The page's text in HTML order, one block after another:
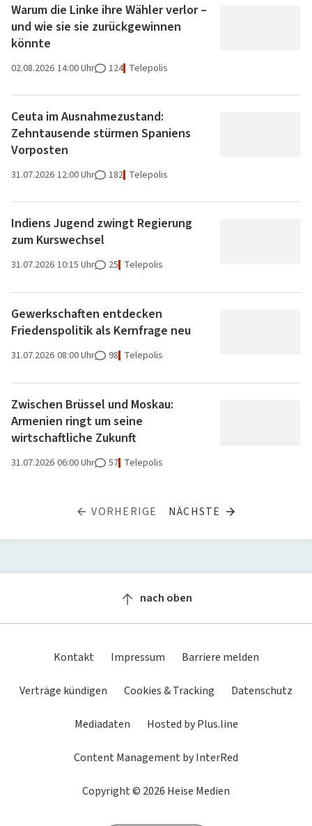
Warum die Linke ihre Wähler verlor –
und wie sie sie zurückgewinnen
könnte
02.08.2026 14:00 Uhr 124 Telepolis
Ceuta im Ausnahmezustand:
Zehntausende stürmen Spaniens
Vorposten
31.07.2026 12:00 Uhr 182 Telepolis
Indiens Jugend zwingt Regierung
zum Kurswechsel
31.07.2026 10:15 Uhr 25 Telepolis
Gewerkschaften entdecken
Friedenspolitik als Kernfrage neu
31.07.2026 08:00 Uhr 98 Telepolis
Zwischen Brüssel und Moskau:
Armenien ringt um seine
wirtschaftliche Zukunft
31.07.2026 06:00 Uhr 57 Telepolis
VORHERIGE NÄCHSTE
nach oben
Kontakt Impressum Barriere melden
Verträge kündigen Cookies & Tracking Datenschutz
Mediadaten Hosted by Plus.line
Content Management by InterRed
Copyright © 2026 Heise Medien